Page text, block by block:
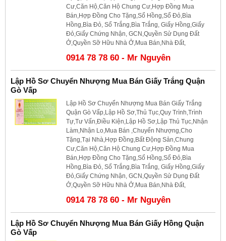
Cư,Căn Hộ,Căn Hộ Chung Cư,Hợp Đồng Mua
Bán,Hợp Đồng Cho Tặng,Sổ Hồng,Sổ Đỏ,Bìa
Hồng,Bìa Đỏ, Sổ Trắng,Bìa Trắng, Giấy Hồng,Giấy
Đỏ,Giấy Chứng Nhận, GCN,Quyền Sử Dụng Đất
Ở,Quyền Sỡ Hữu Nhà Ở,Mua Bán,Nhà Đất,
0914 78 78 60 - Mr Nguyên
Lập Hồ Sơ Chuyển Nhượng Mua Bán Giấy Trắng Quận
Gò Vấp
Lập Hồ Sơ Chuyển Nhượng Mua Bán Giấy Trắng
Quận Gò Vấp,Lập Hồ Sơ,Thủ Tục,Quy Trình,Trình
Tự,Tư Vấn,Điều Kiện,Lập Hồ Sơ,Lập Thủ Tục,Nhận
Làm,Nhận Lo,Mua Bán ,Chuyển Nhượng,Cho
Tặng,Tại Nhà,Hợp Đồng,Bất Động Sản,Chung
Cư,Căn Hộ,Căn Hộ Chung Cư,Hợp Đồng Mua
Bán,Hợp Đồng Cho Tặng,Sổ Hồng,Sổ Đỏ,Bìa
Hồng,Bìa Đỏ, Sổ Trắng,Bìa Trắng, Giấy Hồng,Giấy
Đỏ,Giấy Chứng Nhận, GCN,Quyền Sử Dụng Đất
Ở,Quyền Sỡ Hữu Nhà Ở,Mua Bán,Nhà Đất,
0914 78 78 60 - Mr Nguyên
Lập Hồ Sơ Chuyển Nhượng Mua Bán Giấy Hồng Quận
Gò Vấp